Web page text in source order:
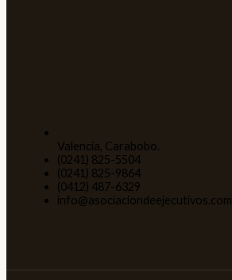
Valencia, Carabobo.
(0241) 825-5504
(0241) 825-9864
(0412) 487-6329
info@asociaciondeejecutivos.com